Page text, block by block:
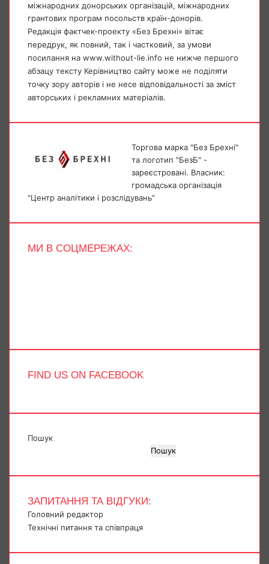
міжнародних донорських організацій, міжнародних
грантових програм посольств країн-донорів.
Редакція фактчек-проекту «Без Брехні» вітає
передрук, як повний, так і частковий, за умови
посилання на www.without-lie.info не нижче першого
абзацу тексту Керівництво сайту може не поділяти
точку зору авторів і не несе відповідальності за зміст
авторських і рекламних матеріалів.
Торгова марка "Без Брехні"
та логотип "БезБ" -
зареєстровані. Власник:
громадська організація
"Центр аналітики і розслідувань"
МИ В СОЦМЕРЕЖАХ:
FIND US ON FACEBOOK
Пошук
Пошук
ЗАПИТАННЯ ТА ВІДГУКИ:
Головний редактор
Технічні питання та співпраця